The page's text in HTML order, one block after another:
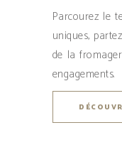
Parcourez le
uniques,
de la
engagements.